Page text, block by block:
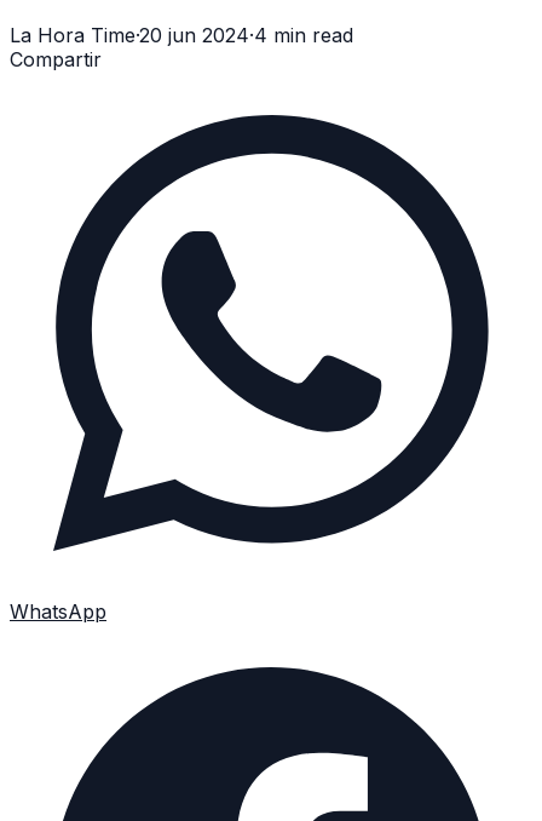
La Hora Time·20 jun 2024·4 min read
Compartir
WhatsApp